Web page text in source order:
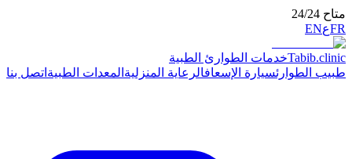
متاح 24/24
FRعEN
Tabib.clinic
خدمات الطوارئ الطبية
طبيب الطوارئسيارة الإسعافالرعاية المنزلية المعدات الطبية اتصل بنا